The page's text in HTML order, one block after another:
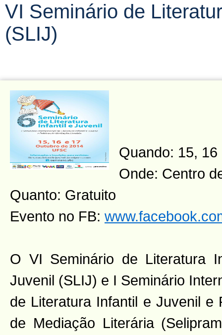
VI Seminário de
(SLIJ)
Quando: 15,
Onde: Centro
Quanto: Gratuito
Evento no FB:
O VI Seminário de Literatura
Juvenil (SLIJ) e I Seminário
de Literatura Infantil e Juvenil e
de Mediação Literária